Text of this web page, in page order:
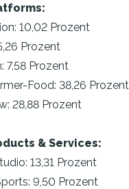
10,02 Prozent
Prozent
7,58 Prozent
Food: 38,26 Prozent
28,88 Prozent
& Services:
13,31 Prozent
9,50 Prozent